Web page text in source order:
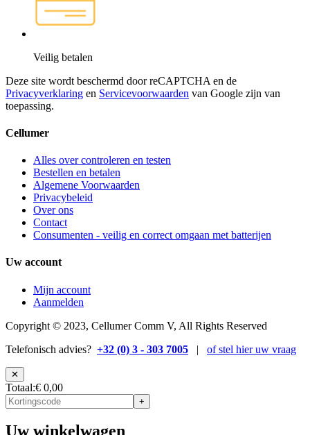
Veilig betalen
Deze site wordt beschermd door reCAPTCHA en de
Privacyverklaring en Servicevoorwaarden van Google zijn van
toepassing.
Cellumer
Alles over controleren en testen
Bestellen en betalen
Algemene Voorwaarden
Privacybeleid
Over ons
Contact
Consumenten - veilig en correct omgaan met batterijen
Uw account
Mijn account
Aanmelden
Copyright © 2023, Cellumer Comm V, All Rights Reserved
Telefonisch advies? +32 (0) 3 - 303 7005 | of stel hier uw vraag
✕
Totaal:€ 0,00
+
Uw winkelwagen